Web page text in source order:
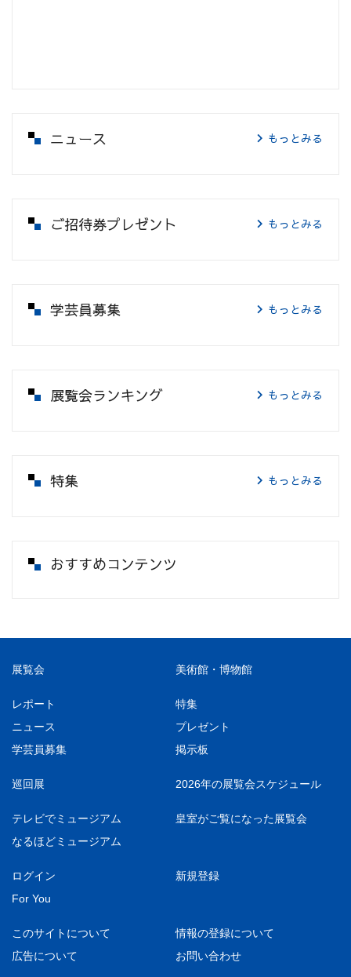
ニュース もっとみる
ご招待券プレゼント もっとみる
学芸員募集 もっとみる
展覧会ランキング もっとみる
特集 もっとみる
おすすめコンテンツ
展覧会 美術館・博物館
レポート
特集
ニュース
プレゼント
学芸員募集
掲示板
巡回展 2026年の展覧会スケジュール
テレビでミュージアム
皇室がご覧になった展覧会
なるほどミュージアム
ログイン
新規登録
For You
このサイトについて
情報の登録について
広告について
お問い合わせ